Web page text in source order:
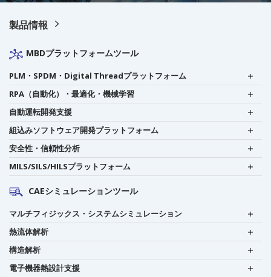
製品情報
MBDプラットフォームツール
PLM・SPDM・Digital Threadプラットフォーム
RPA（自動化）・最適化・機械学習
自動運転開発支援
組込みソフトウェア開発プラットフォーム
安全性・信頼性分析
MILS/SILS/HILSプラットフォーム
CAEシミュレーションツール
マルチフィジックス・システムシミュレーション
熱流体解析
構造解析
電子機器熱設計支援